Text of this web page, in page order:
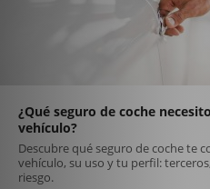
¿Qué seguro de coche
vehículo?
Descubre qué seguro de coche te
vehículo, su uso y tu perfil:
riesgo.